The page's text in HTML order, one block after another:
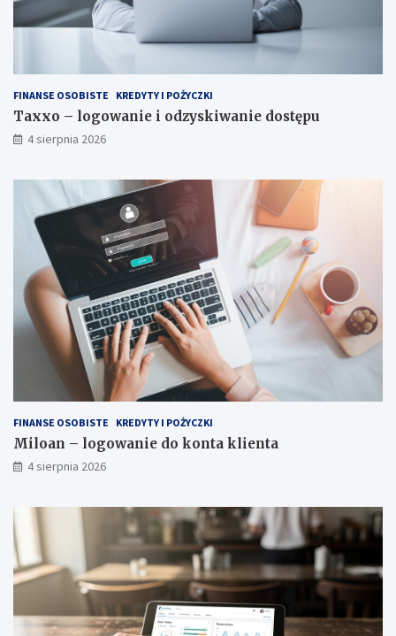
FINANSE OSOBISTE KREDYTY I POŻYCZKI
Taxxo – logowanie i odzyskiwanie dostępu
4 sierpnia 2026
FINANSE OSOBISTE KREDYTY I POŻYCZKI
Miloan – logowanie do konta klienta
4 sierpnia 2026